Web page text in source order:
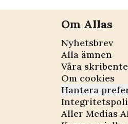
Om Allas
Nyhetsbrev
Alla ämnen
Våra
Om cookies
Hantera
Aller Medias